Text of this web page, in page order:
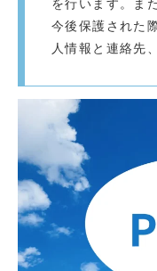
今後保護された
人情報と連絡先